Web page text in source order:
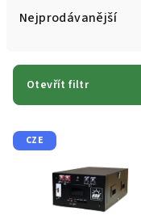
r
o
d
Nejprodávanější
Otevřít filtr
V
ý
CZE